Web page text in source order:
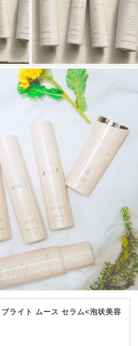
ライト ムース セラム<泡状美容